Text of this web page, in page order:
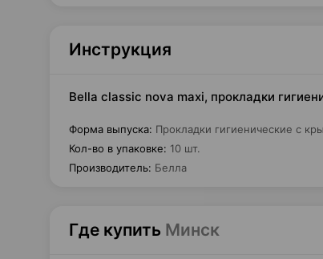
Инструкция
Bella classic nova maxi, прокладки
Форма выпуска: Прокладки гигиенические с
Кол-во в упаковке: 10 шт.
Производитель: Белла
Где купить Минск